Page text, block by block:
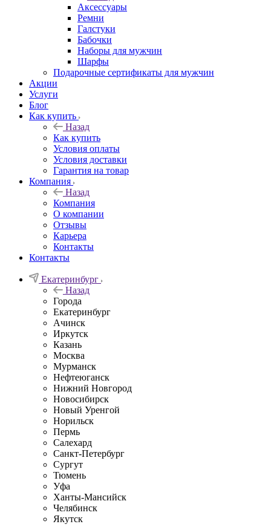
Аксессуары
Ремни
Галстуки
Бабочки
Наборы для мужчин
Шарфы
Подарочные сертификаты для мужчин
Акции
Услуги
Блог
Как купить
Назад
Как купить
Условия оплаты
Условия доставки
Гарантия на товар
Компания
Назад
Компания
О компании
Отзывы
Карьера
Контакты
Контакты
Екатеринбург
Назад
Города
Екатеринбург
Ачинск
Иркутск
Казань
Москва
Мурманск
Нефтеюганск
Нижний Новгород
Новосибирск
Новый Уренгой
Норильск
Пермь
Салехард
Санкт-Петербург
Сургут
Тюмень
Уфа
Ханты-Мансийск
Челябинск
Якутск